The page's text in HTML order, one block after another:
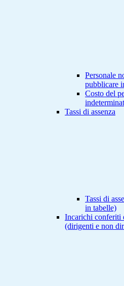
Personale
pubblicare
Costo del
Tassi di assenza
Tassi di
in tabelle)
Incarichi conferiti
(dirigenti e non